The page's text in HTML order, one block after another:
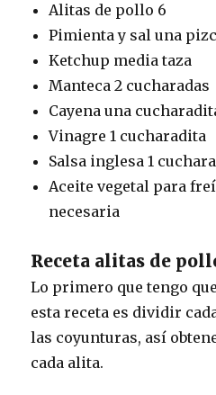
Alitas de pollo 6
Pimienta y sal una
Ketchup media taza
Manteca 2 cucharadas
Cayena una
Vinagre 1 cucharadita
Salsa inglesa 1
Aceite vegetal para
necesaria
Receta alitas de
Lo primero que tengo
esta receta es dividir
las coyunturas, así
cada alita.